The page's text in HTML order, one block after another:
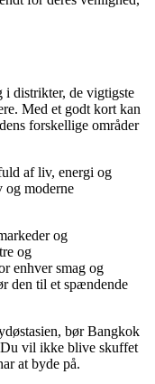
i distrikter, de vigtigste
Med et godt kort kan
forskellige områder
af liv, energi og
og moderne
og
og
enhver smag og
den til et spændende
bør Bangkok
vil ikke blive skuffet
at byde på.